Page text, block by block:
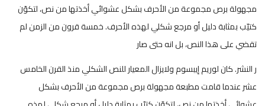
مجهولة برص مجموعة من الأحرف بشكل عشوائي أخذتها من نص، لتكوّن
كتيّب بمثابة دليل أو مرجع شكلي لهذه الأحرف. خمسة قرون من الزمن لم
تقضي على هذا النص، بل انه حتى صار
ر النشر. كان لوريم إيبسوم ولايزال المعيار للنص الشكلي منذ القرن الخامس
عشر عندما قامت مطبعة مجهولة برص مجموعة من الأحرف بشكل